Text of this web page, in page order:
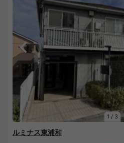
1 / 3
ルミナス東浦和